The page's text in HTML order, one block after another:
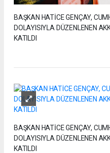
BAŞKAN HATİCE GENÇAY,
DOLAYISIYLA DÜZENLENEN
KATILDI
BAŞKAN HATİCE GENÇAY,
DOLAYISIYLA DÜZENLENEN
KATILDI